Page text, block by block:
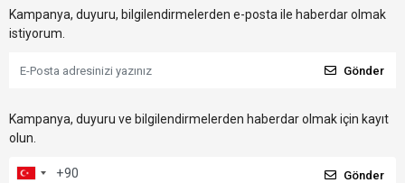
Kampanya, duyuru, bilgilendirmelerden e-posta ile haberdar olmak
istiyorum.
Gönder
Kampanya, duyuru ve bilgilendirmelerden haberdar olmak için kayıt
olun.
Gönder